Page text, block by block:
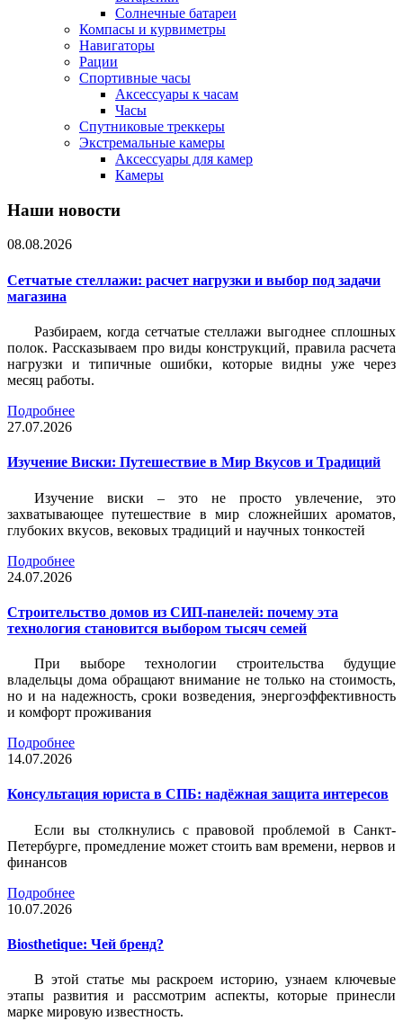
Солнечные батареи
Компасы и курвиметры
Навигаторы
Рации
Спортивные часы
Аксессуары к часам
Часы
Спутниковые треккеры
Экстремальные камеры
Аксессуары для камер
Камеры
Наши новости
08.08.2026
Сетчатые стеллажи: расчет нагрузки и выбор под задачи
магазина
Разбираем, когда сетчатые стеллажи выгоднее сплошных
полок. Рассказываем про виды конструкций, правила расчета
нагрузки и типичные ошибки, которые видны уже через
месяц работы.
Подробнее
27.07.2026
Изучение Виски: Путешествие в Мир Вкусов и Традиций
Изучение виски – это не просто увлечение, это
захватывающее путешествие в мир сложнейших ароматов,
глубоких вкусов, вековых традиций и научных тонкостей
Подробнее
24.07.2026
Строительство домов из СИП-панелей: почему эта
технология становится выбором тысяч семей
При выборе технологии строительства будущие
владельцы дома обращают внимание не только на стоимость,
но и на надежность, сроки возведения, энергоэффективность
и комфорт проживания
Подробнее
14.07.2026
Консультация юриста в СПБ: надёжная защита интересов
Если вы столкнулись с правовой проблемой в Санкт-
Петербурге, промедление может стоить вам времени, нервов и
финансов
Подробнее
10.07.2026
Biosthetique: Чей бренд?
В этой статье мы раскроем историю, узнаем ключевые
этапы развития и рассмотрим аспекты, которые принесли
марке мировую известность.